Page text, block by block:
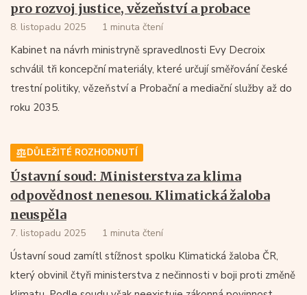
pro rozvoj justice, vězeňství a probace
8. listopadu 2025 1 minuta čtení
Kabinet na návrh ministryně spravedlnosti Evy Decroix
schválil tři koncepční materiály, které určují směřování české
trestní politiky, vězeňství a Probační a mediační služby až do
roku 2035.
DŮLEŽITÉ ROZHODNUTÍ
Ústavní soud: Ministerstva za klima
odpovědnost nenesou. Klimatická žaloba
neuspěla
7. listopadu 2025 1 minuta čtení
Ústavní soud zamítl stížnost spolku Klimatická žaloba ČR,
který obvinil čtyři ministerstva z nečinnosti v boji proti změně